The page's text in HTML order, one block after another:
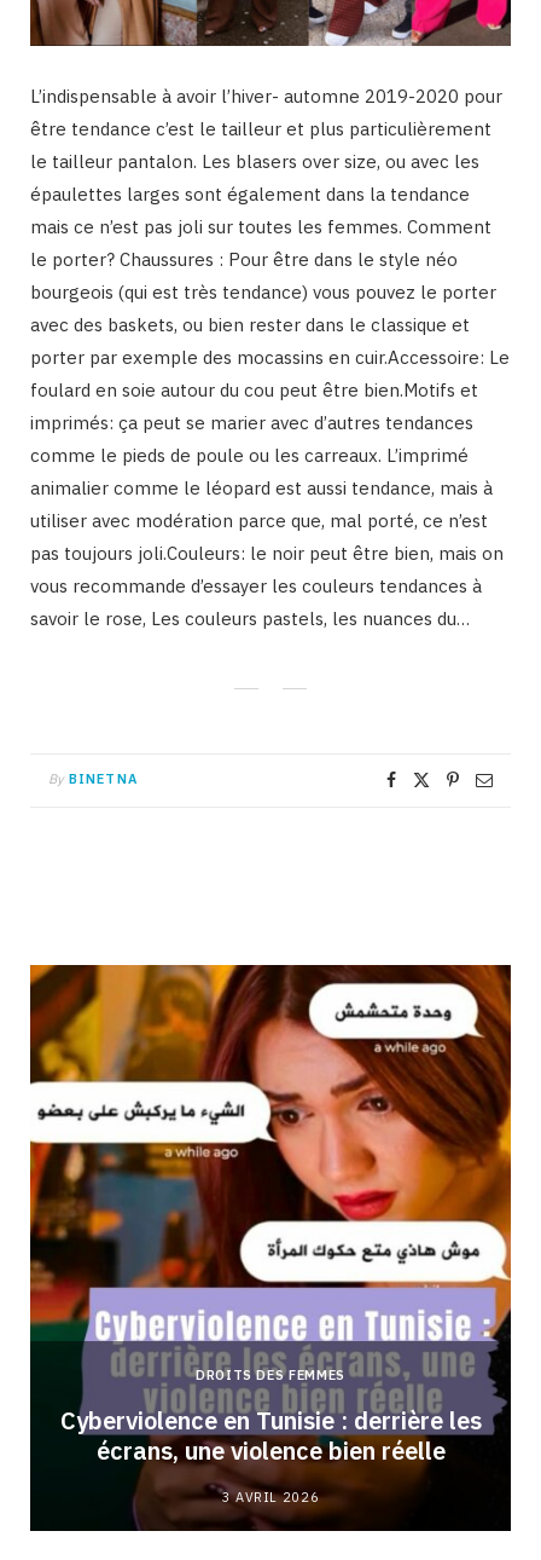
L’indispensable à avoir l’hiver- automne 2019-2020 pour
être tendance c’est le tailleur et plus particulièrement
le tailleur pantalon. Les blasers over size, ou avec les
épaulettes larges sont également dans la tendance
mais ce n’est pas joli sur toutes les femmes. Comment
le porter? Chaussures : Pour être dans le style néo
bourgeois (qui est très tendance) vous pouvez le porter
avec des baskets, ou bien rester dans le classique et
porter par exemple des mocassins en cuir.Accessoire: Le
foulard en soie autour du cou peut être bien.Motifs et
imprimés: ça peut se marier avec d’autres tendances
comme le pieds de poule ou les carreaux. L’imprimé
animalier comme le léopard est aussi tendance, mais à
utiliser avec modération parce que, mal porté, ce n’est
pas toujours joli.Couleurs: le noir peut être bien, mais on
vous recommande d’essayer les couleurs tendances à
savoir le rose, Les couleurs pastels, les nuances du…
By BINETNA
DROITS DES FEMMES
Cyberviolence en Tunisie : derrière les
écrans, une violence bien réelle
3 AVRIL 2026